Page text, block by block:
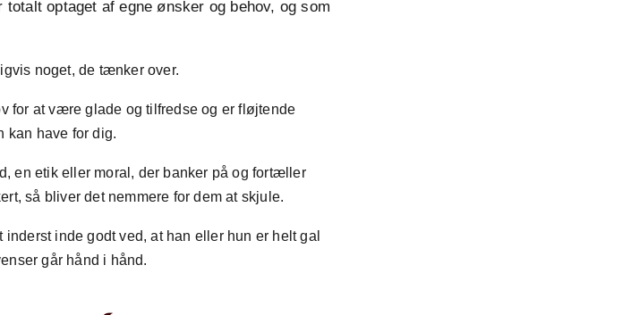
optaget af egne ønsker og behov, og som
noget, de tænker over.
for at være glade og tilfredse og er fløjtende
kan have for dig.
en etik eller moral, der banker på og fortæller
så bliver det nemmere for dem at skjule.
inde godt ved, at han eller hun er helt gal
går hånd i hånd.